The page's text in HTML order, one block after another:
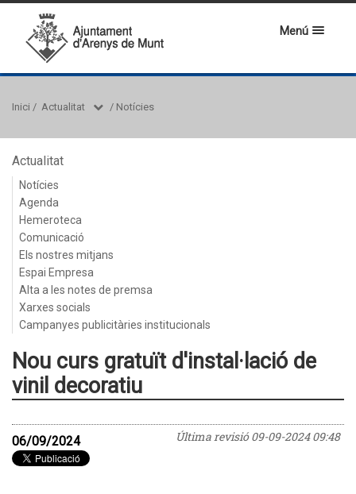
Menú
Inici / Actualitat / Notícies
Actualitat
Notícies
Agenda
Hemeroteca
Comunicació
Els nostres mitjans
Espai Empresa
Alta a les notes de premsa
Xarxes socials
Campanyes publicitàries institucionals
Nou curs gratuït d'instal·lació de
vinil decoratiu
Última revisió09-09-2024 09:48
06/09/2024